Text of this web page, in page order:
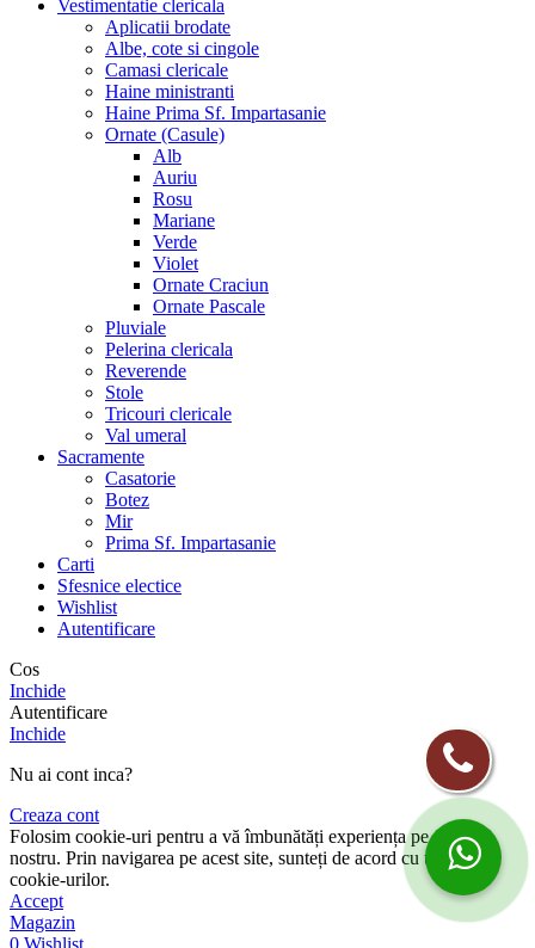
Vestimentatie clericala
Aplicatii brodate
Albe, cote si cingole
Camasi clericale
Haine ministranti
Haine Prima Sf. Impartasanie
Ornate (Casule)
Alb
Auriu
Rosu
Mariane
Verde
Violet
Ornate Craciun
Ornate Pascale
Pluviale
Pelerina clericala
Reverende
Stole
Tricouri clericale
Val umeral
Sacramente
Casatorie
Botez
Mir
Prima Sf. Impartasanie
Carti
Sfesnice electice
Wishlist
Autentificare
Cos
Inchide
Autentificare
Inchide
Nu ai cont inca?
Creaza cont
Folosim cookie-uri pentru a vă îmbunătăți experiența pe site-ul
nostru. Prin navigarea pe acest site, sunteți de acord cu utilizarea
cookie-urilor.
Accept
Magazin